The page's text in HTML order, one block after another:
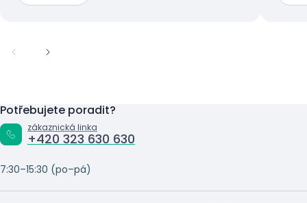
Potřebujete poradit?
zákaznická linka
+420 323 630 630
7:30–15:30 (po–pá)